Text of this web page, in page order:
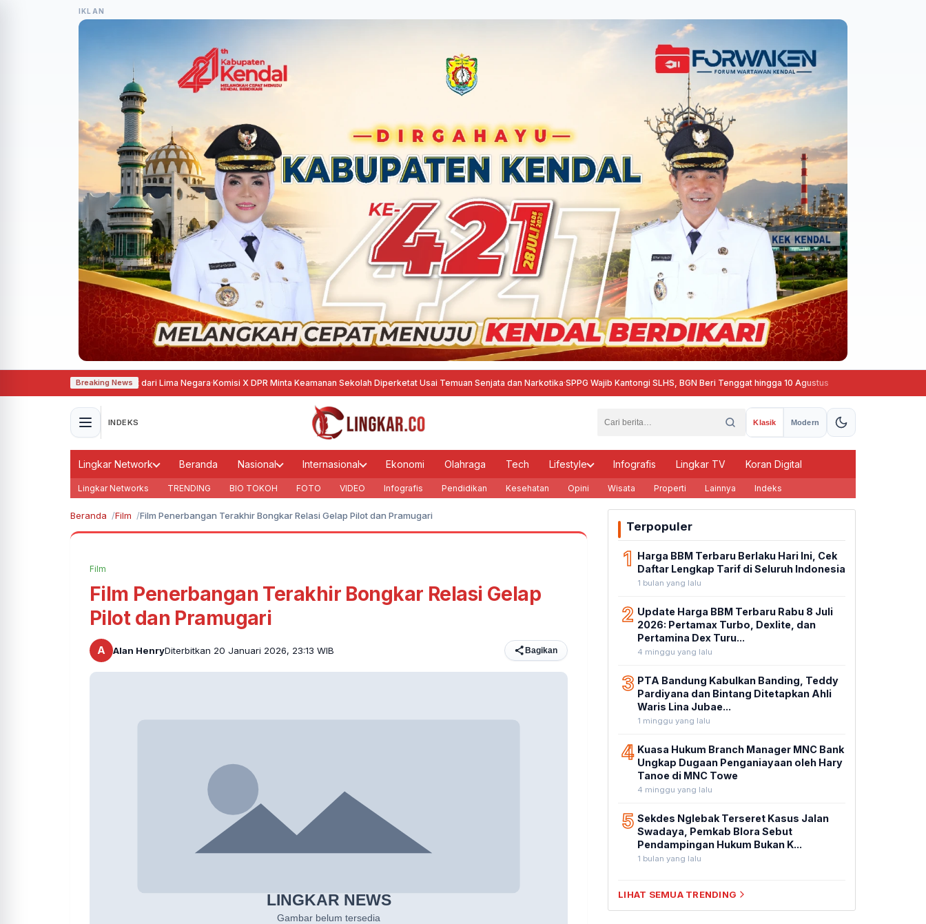
IKLAN
Breaking News
Hadirkan Pesilat dari Lima Negara·Komisi X DPR Minta Keamanan Sekolah Diperketat Usai Temuan Senjata dan Narkotika· SPPG Wajib Kantongi SLHS, BGN Beri Tenggat hingga 10 Agustus Muktamar Pencak Silat
INDEKS Klasik Modern
Lingkar Network Beranda Nasional Internasional Ekonomi Olahraga Tech Lifestyle Infografis Lingkar TV Koran Digital
Lingkar Networks TRENDING BIO TOKOH FOTO VIDEO Infografis Pendidikan Kesehatan Opini Wisata Properti Lainnya Indeks
Beranda Film Film Penerbangan Terakhir Bongkar Relasi Gelap Pilot dan Pramugari
Film
Film Penerbangan Terakhir Bongkar Relasi Gelap
Pilot dan Pramugari
A Alan HenryDiterbitkan 20 Januari 2026, 23:13 WIB Bagikan
Terpopuler
1 Harga BBM Terbaru Berlaku Hari Ini, Cek
Daftar Lengkap Tarif di Seluruh Indonesia
1 bulan yang lalu
2 Update Harga BBM Terbaru Rabu 8 Juli
2026: Pertamax Turbo, Dexlite, dan
Pertamina Dex Turu...
4 minggu yang lalu
3 PTA Bandung Kabulkan Banding, Teddy
Pardiyana dan Bintang Ditetapkan Ahli
Waris Lina Jubae...
1 minggu yang lalu
4 Kuasa Hukum Branch Manager MNC Bank
Ungkap Dugaan Penganiayaan oleh Hary
Tanoe di MNC Towe
4 minggu yang lalu
5 Sekdes Nglebak Terseret Kasus Jalan
Swadaya, Pemkab Blora Sebut
Pendampingan Hukum Bukan K...
1 bulan yang lalu
LIHAT SEMUA TRENDING